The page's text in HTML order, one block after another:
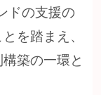
ドの支援の
を踏まえ、
築の一環と